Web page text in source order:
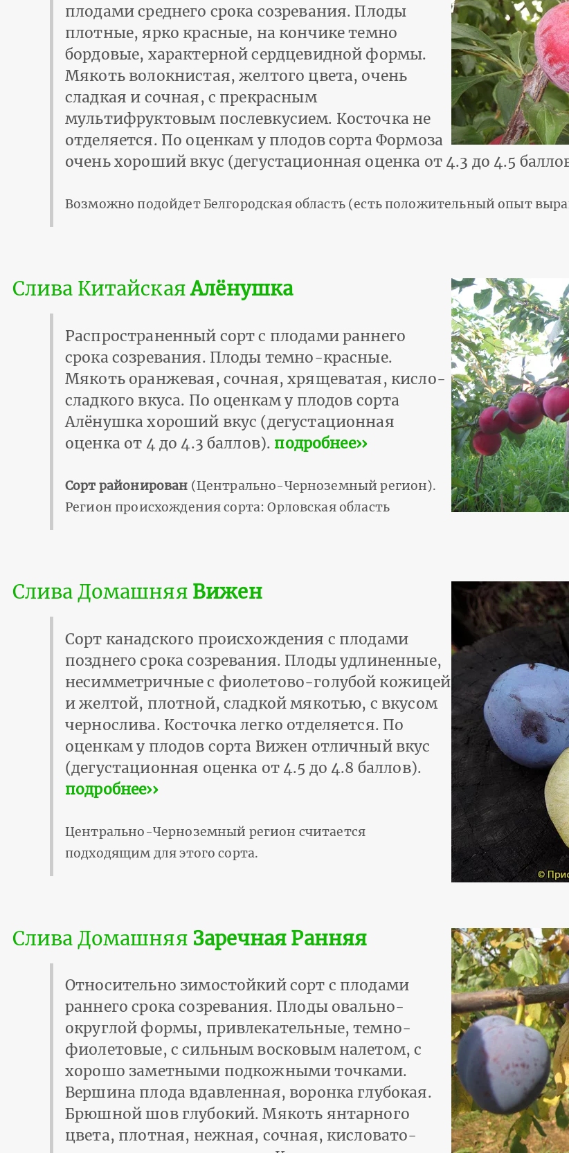
плодами среднего срока созревания. Плоды
плотные, ярко красные, на кончике темно
бордовые, характерной сердцевидной формы.
Мякоть волокнистая, желтого цвета, очень
сладкая и сочная, с прекрасным
мультифруктовым послевкусием. Косточка не
отделяется. По оценкам у плодов сорта Формоза
очень хороший вкус (дегустационная оценка от 4.3 до 4.5
Возможно подойдет Белгородская область (есть положительный опыт
Слива КитайскаяАлёнушка
Распространенный сорт с плодами раннего
срока созревания. Плоды темно-красные.
Мякоть оранжевая, сочная, хрящеватая, кисло-
сладкого вкуса. По оценкам у плодов сорта
Алёнушка хороший вкус (дегустационная
оценка от 4 до 4.3 баллов). подробнее››
Сорт районирован (Центрально-Черноземный регион).
Регион происхождения сорта: Орловская область
Слива Домашняя Вижен
Сорт канадского происхождения с плодами
позднего срока созревания. Плоды удлиненные,
несимметричные с фиолетово-голубой кожицей
и желтой, плотной, сладкой мякотью, с вкусом
чернослива. Косточка легко отделяется. По
оценкам у плодов сорта Вижен отличный вкус
(дегустационная оценка от 4.5 до 4.8 баллов).
подробнее››
Центрально-Черноземный регион считается
подходящим для этого сорта.
Слива Домашняя Заречная Ранняя
Относительно зимостойкий сорт с плодами
раннего срока созревания. Плоды овально-
округлой формы, привлекательные, темно-
фиолетовые, с сильным восковым налетом, с
хорошо заметными подкожными точками.
Вершина плода вдавленная, воронка глубокая.
Брюшной шов глубокий. Мякоть янтарного
цвета, плотная, нежная, сочная, кисловато-